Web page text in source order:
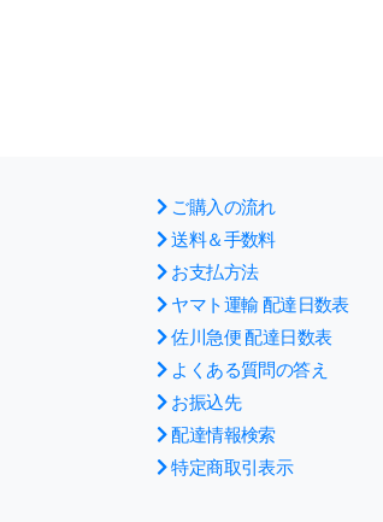
ご購入の流れ
送料＆手数料
お支払方法
ヤマト運輸 配達日数表
佐川急便 配達日数表
よくある質問の答え
お振込先
配達情報検索
特定商取引表示